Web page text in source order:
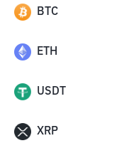
BTC
ETH
USDT
XRP